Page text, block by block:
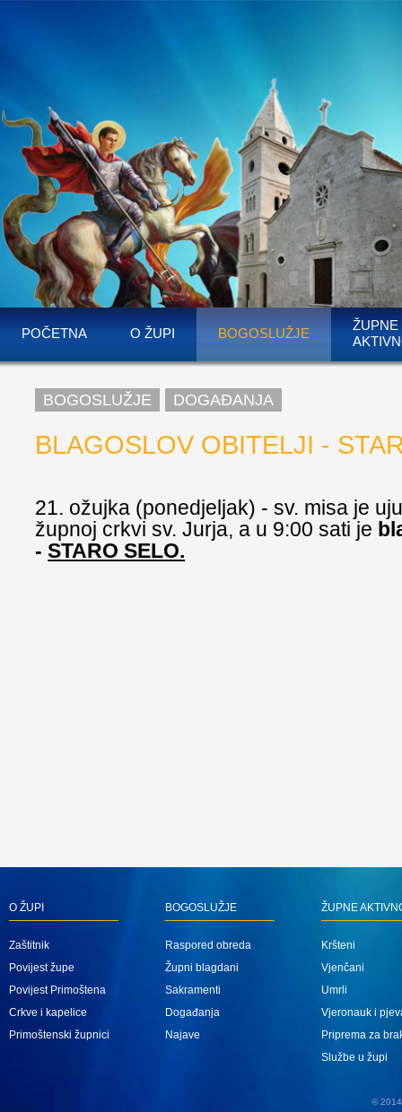
POČETNA O ŽUPI BOGOSLUŽJE
ŽUPNE
BOGOSLUŽJE DOGAĐANJA
BLAGOSLOV OBITELJI -
21. ožujka (ponedjeljak) - sv. misa je
župnoj crkvi sv. Jurja, a u 9:00 sati je
- STARO SELO.
O ŽUPI
Zaštitnik
Povijest župe
Povijest Primoštena
Crkve i kapelice
Primoštenski župnici
BOGOSLUŽJE
Raspored obreda
Župni blagdani
Sakramenti
Događanja
Najave
ŽUPNE
Kršteni
Vjenčani
Umrli
Vjeronauk i
Priprema za
Službe u župi
© 2014